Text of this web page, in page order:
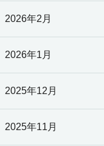
2026年2月
2026年1月
2025年12月
2025年11月